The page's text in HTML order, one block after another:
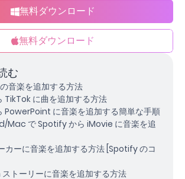
無料ダウンロード
無料ダウンロード
む
音楽を追加する方法
TikTok に曲を追加する方法
PowerPoint に音楽を追加する簡単な手順
Mac で Spotify から iMovie に音楽を追
カーに音楽を追加する方法 [Spotify のコ
トーリーに音楽を追加する方法